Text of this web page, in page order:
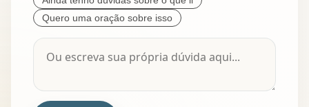
Quero uma oração sobre isso